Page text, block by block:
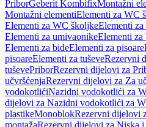
PriborGeberit KombifixMontažni
Montažni elementiElementi za WC
Elementi za WC školjkeElementi
Elementi za umivaonikeElementi za
Elementi za bideElementi za pisoare
pisoareElementi za tuševeRezervni
tuševePriborRezervni dijelovi za
učvršćenjaRezervni dijelovi za Za
vodokotlićiNazidni vodokotlići za
dijelovi za Nazidni vodokotlići za
plastikeMonoblokRezervni dijelovi
montažaRezervni dijelovi za Niska i